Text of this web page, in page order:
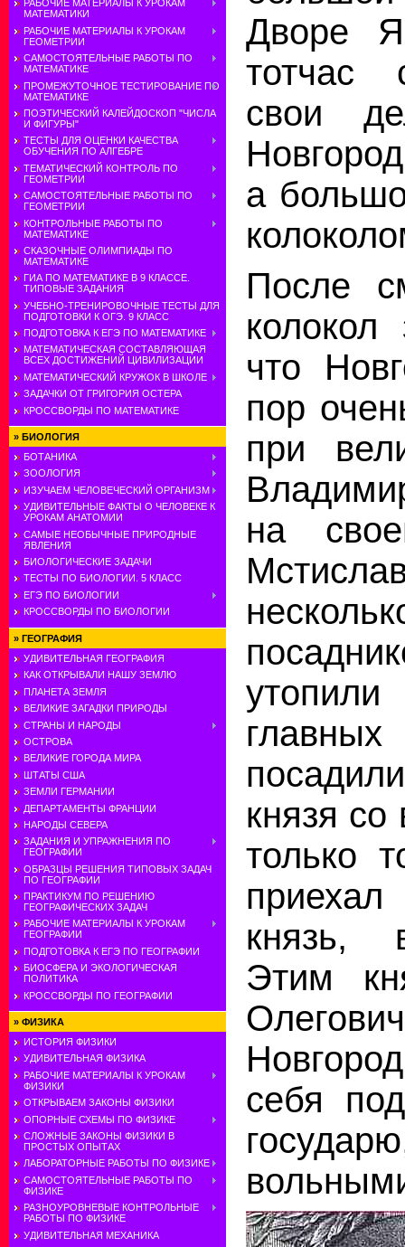
РАБОЧИЕ МАТЕРИАЛЫ К УРОКАМ
МАТЕМАТИКИ
РАБОЧИЕ МАТЕРИАЛЫ К УРОКАМ
ГЕОМЕТРИИ
САМОСТОЯТЕЛЬНЫЕ РАБОТЫ ПО
МАТЕМАТИКЕ
ПРОМЕЖУТОЧНОЕ ТЕСТИРОВАНИЕ ПО
МАТЕМАТИКЕ
ПОЭТИЧЕСКИЙ КАЛЕЙДОСКОП "ЧИСЛА
И ФИГУРЫ"
ТЕСТЫ ДЛЯ ОЦЕНКИ КАЧЕСТВА
ОБУЧЕНИЯ ПО АЛГЕБРЕ
ТЕМАТИЧЕСКИЙ КОНТРОЛЬ ПО
ГЕОМЕТРИИ
САМОСТОЯТЕЛЬНЫЕ РАБОТЫ ПО
ГЕОМЕТРИИ
КОНТРОЛЬНЫЕ РАБОТЫ ПО
МАТЕМАТИКЕ
СКАЗОЧНЫЕ ОЛИМПИАДЫ ПО
МАТЕМАТИКЕ
ГИА ПО МАТЕМАТИКЕ В 9 КЛАССЕ.
ТИПОВЫЕ ЗАДАНИЯ
УЧЕБНО-ТРЕНИРОВОЧНЫЕ ТЕСТЫ ДЛЯ
ПОДГОТОВКИ К ОГЭ. 9 КЛАСС
ПОДГОТОВКА К ЕГЭ ПО МАТЕМАТИКЕ
МАТЕМАТИЧЕСКАЯ СОСТАВЛЯЮЩАЯ
ВСЕХ ДОСТИЖЕНИЙ ЦИВИЛИЗАЦИИ
МАТЕМАТИЧЕСКИЙ КРУЖОК В ШКОЛЕ
ЗАДАЧКИ ОТ ГРИГОРИЯ ОСТЕРА
КРОССВОРДЫ ПО МАТЕМАТИКЕ
» БИОЛОГИЯ
БОТАНИКА
ЗООЛОГИЯ
ИЗУЧАЕМ ЧЕЛОВЕЧЕСКИЙ ОРГАНИЗМ
УДИВИТЕЛЬНЫЕ ФАКТЫ О ЧЕЛОВЕКЕ К
УРОКАМ АНАТОМИИ
САМЫЕ НЕОБЫЧНЫЕ ПРИРОДНЫЕ
ЯВЛЕНИЯ
БИОЛОГИЧЕСКИЕ ЗАДАЧИ
ТЕСТЫ ПО БИОЛОГИИ. 5 КЛАСС
ЕГЭ ПО БИОЛОГИИ
КРОССВОРДЫ ПО БИОЛОГИИ
» ГЕОГРАФИЯ
УДИВИТЕЛЬНАЯ ГЕОГРАФИЯ
КАК ОТКРЫВАЛИ НАШУ ЗЕМЛЮ
ПЛАНЕТА ЗЕМЛЯ
ВЕЛИКИЕ ЗАГАДКИ ПРИРОДЫ
СТРАНЫ И НАРОДЫ
ОСТРОВА
ВЕЛИКИЕ ГОРОДА МИРА
ШТАТЫ США
ЗЕМЛИ ГЕРМАНИИ
ДЕПАРТАМЕНТЫ ФРАНЦИИ
НАРОДЫ СЕВЕРА
ЗАДАНИЯ И УПРАЖНЕНИЯ ПО
ГЕОГРАФИИ
ОБРАЗЦЫ РЕШЕНИЯ ТИПОВЫХ ЗАДАЧ
ПО ГЕОГРАФИИ
ПРАКТИКУМ ПО РЕШЕНИЮ
ГЕОГРАФИЧЕСКИХ ЗАДАЧ
РАБОЧИЕ МАТЕРИАЛЫ К УРОКАМ
ГЕОГРАФИИ
ПОДГОТОВКА К ЕГЭ ПО ГЕОГРАФИИ
БИОСФЕРА И ЭКОЛОГИЧЕСКАЯ
ПОЛИТИКА
КРОССВОРДЫ ПО ГЕОГРАФИИ
» ФИЗИКА
ИСТОРИЯ ФИЗИКИ
УДИВИТЕЛЬНАЯ ФИЗИКА
РАБОЧИЕ МАТЕРИАЛЫ К УРОКАМ
ФИЗИКИ
ОТКРЫВАЕМ ЗАКОНЫ ФИЗИКИ
ОПОРНЫЕ СХЕМЫ ПО ФИЗИКЕ
СЛОЖНЫЕ ЗАКОНЫ ФИЗИКИ В
ПРОСТЫХ ОПЫТАХ
ЛАБОРАТОРНЫЕ РАБОТЫ ПО ФИЗИКЕ
САМОСТОЯТЕЛЬНЫЕ РАБОТЫ ПО
ФИЗИКЕ
РАЗНОУРОВНЕВЫЕ КОНТРОЛЬНЫЕ
РАБОТЫ ПО ФИЗИКЕ
УДИВИТЕЛЬНАЯ МЕХАНИКА
Дворе
тотчас
свои
а
После
колокол
что
пор
при
на
главных
князя
только
князь,
Этим
себя